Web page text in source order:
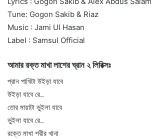
Tune: Gogon Sakib & Riaz
Music : Jami Ul Hasan
Label : Samsul Official
আমার রক্ত মাখা লাশের ঘ্রান ২ লিরিক্সঃ
প্রান পাখিটা উইড়া যাবে
উইড়া যাবে রে..
তোর মায়াটা ভুইলা যাবে
ভুইলা যাবে রে..
রক্তে মাখা শরীর খানা